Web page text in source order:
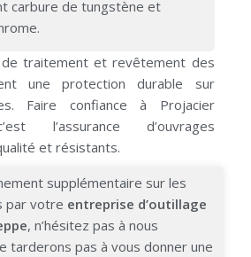
carbure de tungstène et
de traitement et revêtement des
une protection durable sur
Faire confiance à Projacier
l’assurance d’ouvrages
et résistants.
supplémentaire sur les
par votre entreprise d’outillage
, n’hésitez pas à nous
tarderons pas à vous donner une